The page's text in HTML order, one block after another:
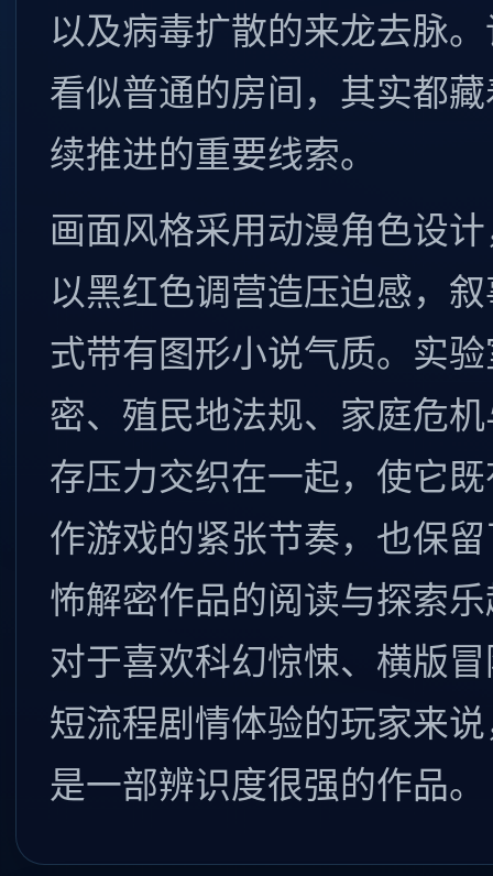
以及病毒扩散的来龙去脉
看似普通的房间，其实都
续推进的重要线索。
画面风格采用动漫角色设
以黑红色调营造压迫感，
式带有图形小说气质。实
密、殖民地法规、家庭危
存压力交织在一起，使它
作游戏的紧张节奏，也保
怖解密作品的阅读与探索
对于喜欢科幻惊悚、横版
短流程剧情体验的玩家来
是一部辨识度很强的作品。